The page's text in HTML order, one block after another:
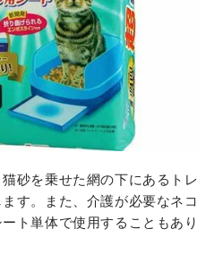
砂を乗せた網の下にあるトレ
す。また、介護が必要なネコ
ト単体で使用することもあり